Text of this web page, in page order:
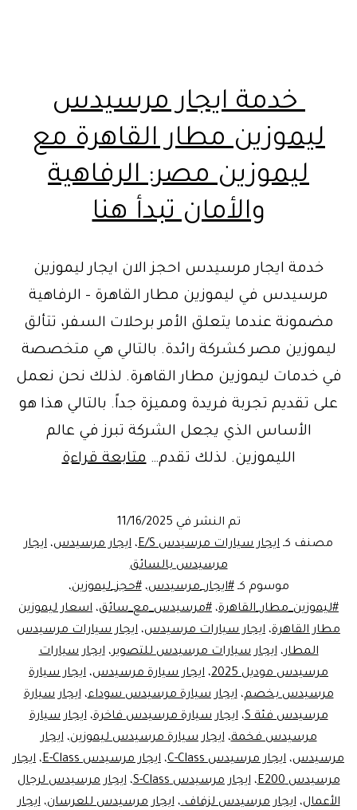
خدمة ايجار مرسيدس
ليموزين مطار القاهرة مع
ليموزين مصر: الرفاهية
والأمان تبدأ هنا
خدمة ايجار مرسيدس احجز الان ايجار ليموزين
مرسيدس في ليموزين مطار القاهرة – الرفاهية
مضمونة عندما يتعلق الأمر برحلات السفر، تتألق
ليموزين مصر كشركة رائدة. بالتالي هي متخصصة
في خدمات ليموزين مطار القاهرة. لذلك نحن نعمل
على تقديم تجربة فريدة ومميزة جداً. بالتالي هذا هو
الأساس الذي يجعل الشركة تبرز في عالم
الليموزين. لذلك تقدم…متابعة قراءةخدمة
ليموزين
ليموزين
مصر:
الرفاهية
والأمان
تبدأ
هنا
تم النشر في 11/16/2025
مصنف كـ ايجار سيارات مرسيدس E/S ، ايجار مرسيدس، ايجار
مرسيدس بالسائق
موسوم كـ#ايجار_مرسيدس،#حجز_ليموزين،
#ليموزين_مطار_القاهرة، #مرسيدس_مع_سائق، اسعار ليموزين
مطار القاهرة، ايجار سيارات مرسيدس، ايجار سيارات مرسيدس
المطار،ايجار سيارات مرسيدس للتصوير،ايجار سيارات
مرسيدس موديل 2025
، ايجار سيارة مرسيدس، ايجار سيارة
مرسيدس بخصم،ايجار سيارة مرسيدس سوداء،ايجار سيارة
مرسيدس فئة S ،ايجار سيارة مرسيدس فاخرة،ايجار سيارة
مرسيدس فخمة،ايجار سيارة مرسيدس ليموزين،ايجار
مرسيدس، ايجار مرسيدس C-Class ، ايجار مرسيدس E-Class ، ايجار
مرسيدس E200
،ايجار مرسيدس S-Class ،ايجار مرسيدس لرجال
الأعمال،ايجار مرسيدس لزفاف.،ايجار مرسيدس للعرسان،ايجار